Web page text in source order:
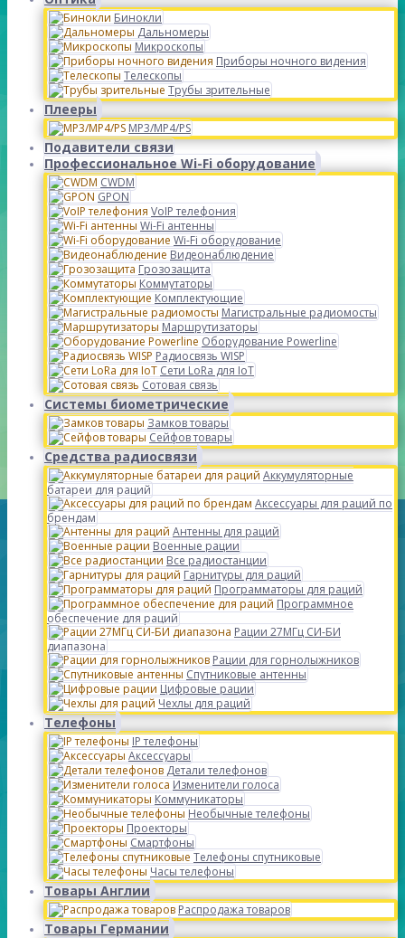
Бинокли
Дальномеры
Микроскопы
Приборы ночного видения
Телескопы
Трубы зрительные
Плееры
MP3/MP4/PS
Подавители связи
Профессиональное Wi-Fi оборудование
CWDM
GPON
VoIP телефония
Wi-Fi антенны
Wi-Fi оборудование
Видеонаблюдение
Грозозащита
Коммутаторы
Комплектующие
Магистральные радиомосты
Маршрутизаторы
Оборудование Powerline
Радиосвязь WISP
Сети LoRa для IoT
Сотовая связь
Системы биометрические
Замков товары
Сейфов товары
Средства радиосвязи
Аккумуляторные
батареи для раций
Аксессуары для раций по
брендам
Антенны для раций
Военные рации
Все радиостанции
Гарнитуры для раций
Программаторы для раций
Программное
обеспечение для раций
Рации 27МГц СИ-БИ
диапазона
Рации для горнолыжников
Спутниковые антенны
Цифровые рации
Чехлы для раций
Телефоны
IP телефоны
Аксессуары
Детали телефонов
Изменители голоса
Коммуникаторы
Необычные телефоны
Проекторы
Смартфоны
Телефоны спутниковые
Часы телефоны
Товары Англии
Распродажа товаров
Товары Германии